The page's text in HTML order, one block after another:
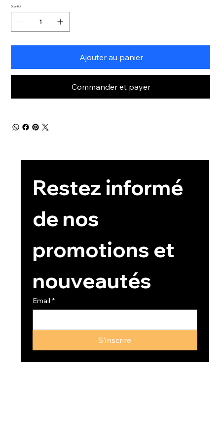
Quantité
Ajouter au panier
Commander et payer
Restez informé
de nos
promotions et
nouveautés
Email *
S'inscrire